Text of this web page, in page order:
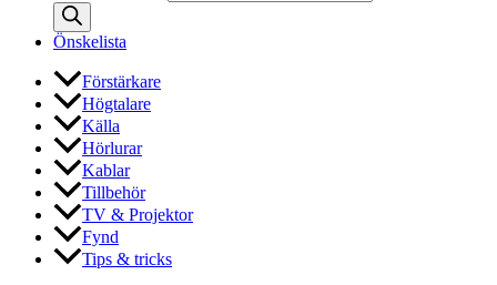
Önskelista
Förstärkare
Högtalare
Källa
Hörlurar
Kablar
Tillbehör
TV & Projektor
Fynd
Tips & tricks